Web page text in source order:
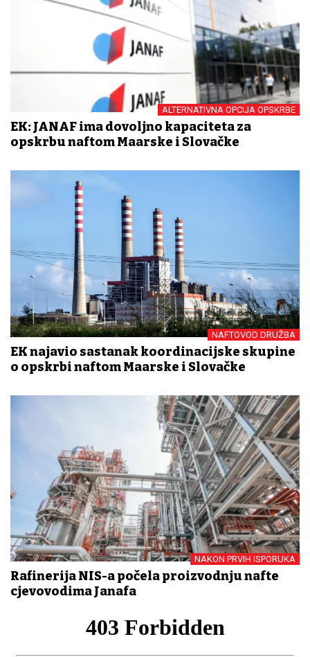
ALTERNATIVNA OPCIJA OPSKRBE
EK: JANAF ima dovoljno kapaciteta za
opskrbu naftom Mađarske i Slovačke
NAFTOVOD DRUŽBA
EK najavio sastanak koordinacijske skupine
o opskrbi naftom Mađarske i Slovačke
NAKON PRVIH ISPORUKA
Rafinerija NIS-a počela proizvodnju nafte
cjevovodima Janafa